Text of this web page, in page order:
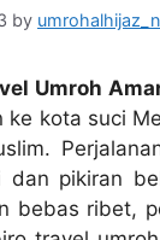
by
Umroh
ke kota suci
dan pikiran
bebas ribet,